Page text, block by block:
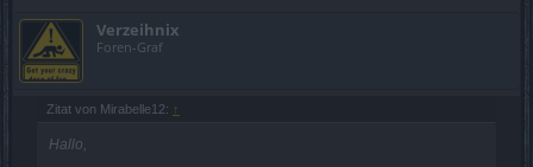
Verzeihnix
Foren-Graf
Zitat von Mirabelle12: ↑
Hallo,